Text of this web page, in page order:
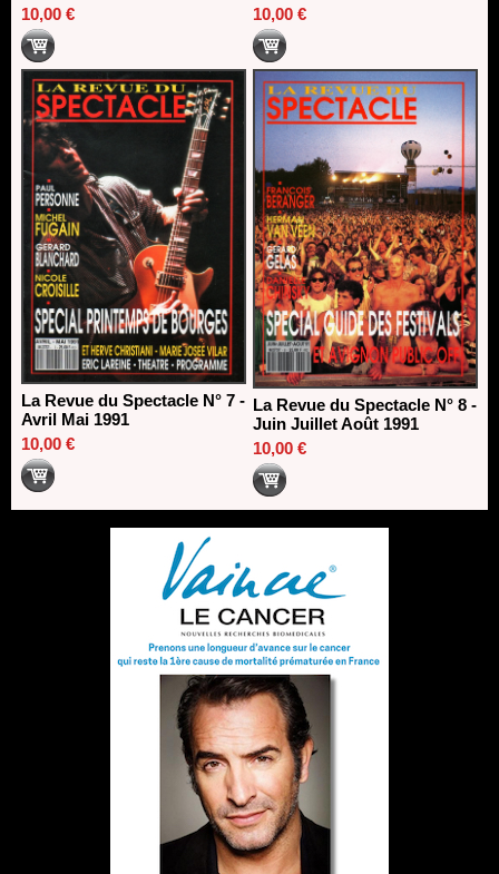
10,00 €
10,00 €
La Revue du Spectacle N° 7 -
Avril Mai 1991
10,00 €
La Revue du Spectacle N° 8 -
Juin Juillet Août 1991
10,00 €